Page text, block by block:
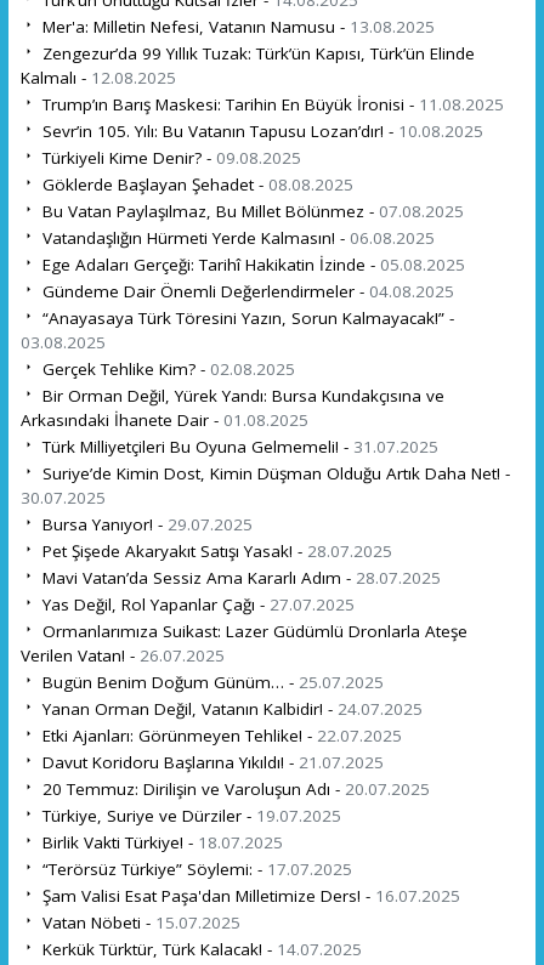
Mer'a: Milletin Nefesi, Vatanın Namusu - 13.08.2025
Zengezur’da 99 Yıllık Tuzak: Türk’ün Kapısı, Türk’ün Elinde
Kalmalı - 12.08.2025
Trump’ın Barış Maskesi: Tarihin En Büyük İronisi - 11.08.2025
Sevr’in 105. Yılı: Bu Vatanın Tapusu Lozan’dır! - 10.08.2025
Türkiyeli Kime Denir? - 09.08.2025
Göklerde Başlayan Şehadet - 08.08.2025
Bu Vatan Paylaşılmaz, Bu Millet Bölünmez - 07.08.2025
Vatandaşlığın Hürmeti Yerde Kalmasın! - 06.08.2025
Ege Adaları Gerçeği: Tarihî Hakikatin İzinde - 05.08.2025
Gündeme Dair Önemli Değerlendirmeler - 04.08.2025
“Anayasaya Türk Töresini Yazın, Sorun Kalmayacak!” -
03.08.2025
Gerçek Tehlike Kim? - 02.08.2025
Bir Orman Değil, Yürek Yandı: Bursa Kundakçısına ve
Arkasındaki İhanete Dair - 01.08.2025
Türk Milliyetçileri Bu Oyuna Gelmemeli! - 31.07.2025
Suriye’de Kimin Dost, Kimin Düşman Olduğu Artık Daha Net! -
30.07.2025
Bursa Yanıyor! - 29.07.2025
Pet Şişede Akaryakıt Satışı Yasak! - 28.07.2025
Mavi Vatan’da Sessiz Ama Kararlı Adım - 28.07.2025
Yas Değil, Rol Yapanlar Çağı - 27.07.2025
Ormanlarımıza Suikast: Lazer Güdümlü Dronlarla Ateşe
Verilen Vatan! - 26.07.2025
Bugün Benim Doğum Günüm… - 25.07.2025
Yanan Orman Değil, Vatanın Kalbidir! - 24.07.2025
Etki Ajanları: Görünmeyen Tehlike! - 22.07.2025
Davut Koridoru Başlarına Yıkıldı! - 21.07.2025
20 Temmuz: Dirilişin ve Varoluşun Adı - 20.07.2025
Türkiye, Suriye ve Dürziler - 19.07.2025
Birlik Vakti Türkiye! - 18.07.2025
“Terörsüz Türkiye” Söylemi: - 17.07.2025
Şam Valisi Esat Paşa'dan Milletimize Ders! - 16.07.2025
Vatan Nöbeti - 15.07.2025
Kerkük Türktür, Türk Kalacak! - 14.07.2025